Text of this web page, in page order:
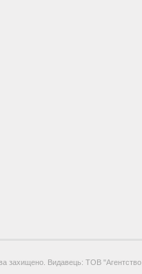
захищено. Видавець: ТОВ "Агентство